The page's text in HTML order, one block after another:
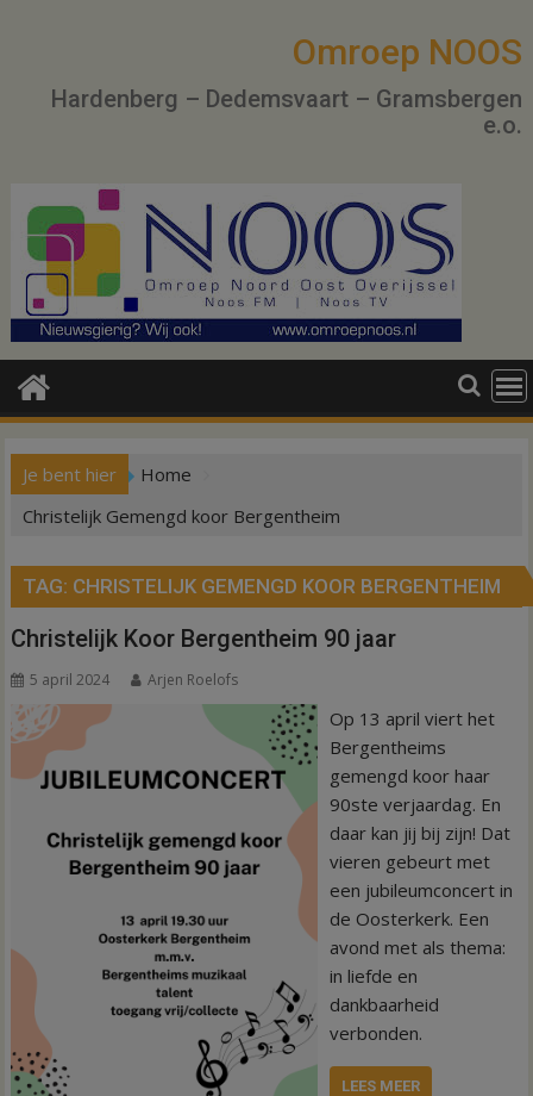
Omroep NOOS
Hardenberg – Dedemsvaart – Gramsbergen
e.o.
Je bent hier
Home
Christelijk Gemengd koor Bergentheim
TAG: CHRISTELIJK GEMENGD KOOR BERGENTHEIM
Christelijk Koor Bergentheim 90 jaar
5 april 2024 Arjen Roelofs
Op 13 april viert het
Bergentheims
gemengd koor haar
90ste verjaardag. En
daar kan jij bij zijn! Dat
vieren gebeurt met
een jubileumconcert in
de Oosterkerk. Een
avond met als thema:
in liefde en
dankbaarheid
verbonden.
LEES MEER